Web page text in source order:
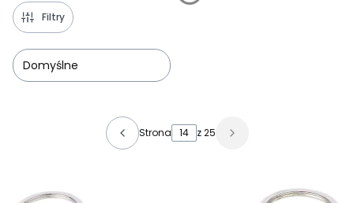
Filtry
Domyślne
Lista produktów
Strona z 25